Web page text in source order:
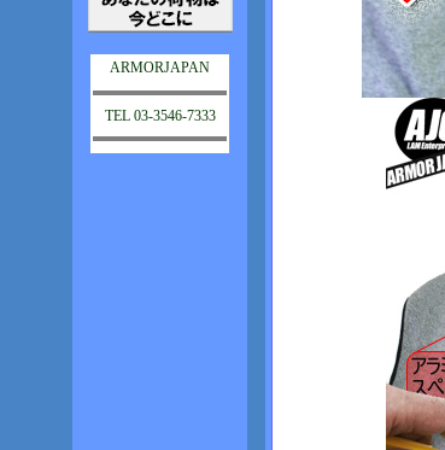
ARMORJAPAN
TEL 03-3546-7333